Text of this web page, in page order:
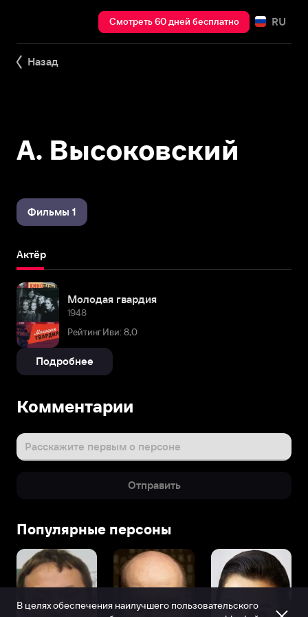
Смотреть 60 дней бесплатно RU
Назад
А. Высоковский
Фильмы 1
Актёр
Молодая гвардия
1948
Рейтинг Иви: 8,0
Подробнее
Комментарии
Расскажите первым о персоне
Отправить
Популярные персоны
В целях обеспечения наилучшего пользовательского